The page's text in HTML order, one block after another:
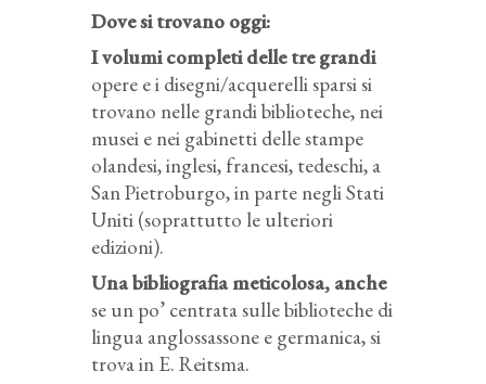
Dove si trovano oggi:
I volumi completi delle tre grandi
opere e i disegni/acquerelli sparsi si
trovano nelle grandi biblioteche, nei
musei e nei gabinetti delle stampe
olandesi, inglesi, francesi, tedeschi, a
San Pietroburgo, in parte negli Stati
Uniti (soprattutto le ulteriori
edizioni).
Una bibliografia meticolosa, anche
se un po’ centrata sulle biblioteche di
lingua anglossassone e germanica, si
trova in E. Reitsma.